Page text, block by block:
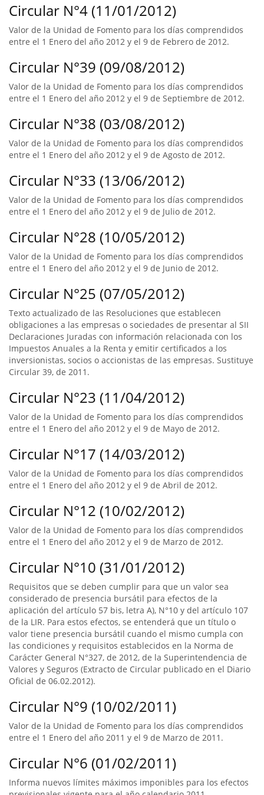
Circular N°4 (11/01/2012)
Valor de la Unidad de Fomento para los días comprendidos
entre el 1 Enero del año 2012 y el 9 de Febrero de 2012.
Circular N°39 (09/08/2012)
Valor de la Unidad de Fomento para los días comprendidos
entre el 1 Enero del año 2012 y el 9 de Septiembre de 2012.
Circular N°38 (03/08/2012)
Valor de la Unidad de Fomento para los días comprendidos
entre el 1 Enero del año 2012 y el 9 de Agosto de 2012.
Circular N°33 (13/06/2012)
Valor de la Unidad de Fomento para los días comprendidos
entre el 1 Enero del año 2012 y el 9 de Julio de 2012.
Circular N°28 (10/05/2012)
Valor de la Unidad de Fomento para los días comprendidos
entre el 1 Enero del año 2012 y el 9 de Junio de 2012.
Circular N°25 (07/05/2012)
Texto actualizado de las Resoluciones que establecen
obligaciones a las empresas o sociedades de presentar al SII
Declaraciones Juradas con información relacionada con los
Impuestos Anuales a la Renta y emitir certificados a los
inversionistas, socios o accionistas de las empresas. Sustituye
Circular 39, de 2011.
Circular N°23 (11/04/2012)
Valor de la Unidad de Fomento para los días comprendidos
entre el 1 Enero del año 2012 y el 9 de Mayo de 2012.
Circular N°17 (14/03/2012)
Valor de la Unidad de Fomento para los días comprendidos
entre el 1 Enero del año 2012 y el 9 de Abril de 2012.
Circular N°12 (10/02/2012)
Valor de la Unidad de Fomento para los días comprendidos
entre el 1 Enero del año 2012 y el 9 de Marzo de 2012.
Circular N°10 (31/01/2012)
Requisitos que se deben cumplir para que un valor sea
considerado de presencia bursátil para efectos de la
aplicación del artículo 57 bis, letra A), N°10 y del artículo 107
de la LIR. Para estos efectos, se entenderá que un título o
valor tiene presencia bursátil cuando el mismo cumpla con
las condiciones y requisitos establecidos en la Norma de
Carácter General N°327, de 2012, de la Superintendencia de
Valores y Seguros (Extracto de Circular publicado en el Diario
Oficial de 06.02.2012).
Circular N°9 (10/02/2011)
Valor de la Unidad de Fomento para los días comprendidos
entre el 1 Enero del año 2011 y el 9 de Marzo de 2011.
Circular N°6 (01/02/2011)
Informa nuevos límites máximos imponibles para los efectos